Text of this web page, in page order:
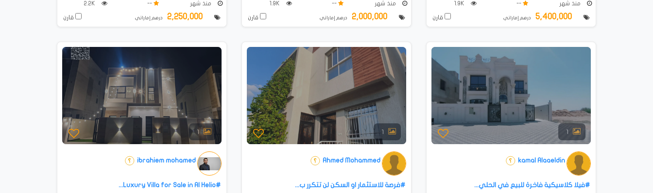
منذ شهر --
درهم إماراتي قارن
منذ شهر --
درهم إماراتي قارن
منذ شهر --
درهم إماراتي قارن
kamal Alaaeldin
#فيلا كلاسيكية فاخرة للبيع في الحلي...
Ahmed Mohammed
#فرصة للاستثمار او السكن لن تتكرر ب...
ibrahiem mohamed
#Luxury Villa for Sale in Al Helio...